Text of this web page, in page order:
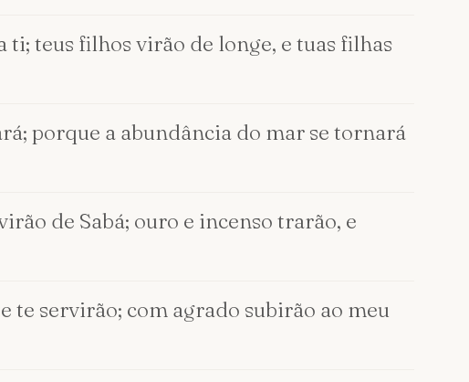
ti; teus filhos virão de longe, e tuas filhas
porque a abundância do mar se tornará
de Sabá; ouro e incenso trarão, e
te servirão; com agrado subirão ao meu